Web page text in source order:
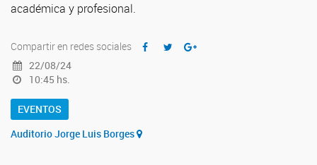
académica y profesional.
Compartir en redes sociales
22/08/24
10:45 hs.
EVENTOS
Auditorio Jorge Luis Borges